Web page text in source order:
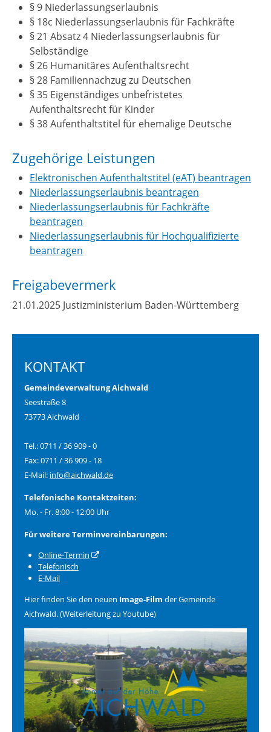
§ 9 Niederlassungserlaubnis
§ 18c Niederlassungserlaubnis für Fachkräfte
§ 21 Absatz 4 Niederlassungserlaubnis für
Selbständige
§ 26 Humanitäres Aufenthaltsrecht
§ 28 Familiennachzug zu Deutschen
§ 35 Eigenständiges unbefristetes
Aufenthaltsrecht für Kinder
§ 38 Aufenthaltstitel für ehemalige Deutsche
Zugehörige Leistungen
Elektronischen Aufenthaltstitel (eAT) beantragen
Niederlassungserlaubnis beantragen
Niederlassungserlaubnis für Fachkräfte
beantragen
Niederlassungserlaubnis für Hochqualifizierte
beantragen
Freigabevermerk
21.01.2025 Justizministerium Baden-Württemberg
KONTAKT
Gemeindeverwaltung Aichwald
Seestraße 8
73773 Aichwald
Tel.: 0711 / 36 909 - 0
Fax: 0711 / 36 909 - 18
E-Mail: info@aichwald.de
Telefonische Kontaktzeiten:
Mo. - Fr. 8:00 - 12:00 Uhr
Für weitere Terminvereinbarungen:
Online-Termin
Telefonisch
E-Mail
Hier finden Sie den neuen Image-Film der Gemeinde
Aichwald. (Weiterleitung zu Youtube)